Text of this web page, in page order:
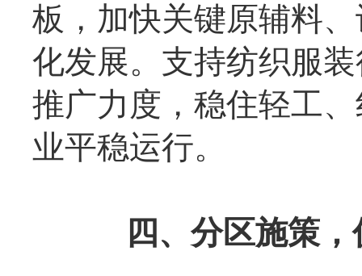
板，加快关键原辅料
化发展。支持纺织服
推广力度，稳住轻工
业平稳运行。
四、分区施策